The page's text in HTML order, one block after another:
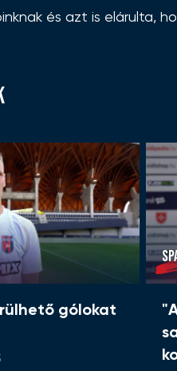
és azt is elárulta,
gólokat